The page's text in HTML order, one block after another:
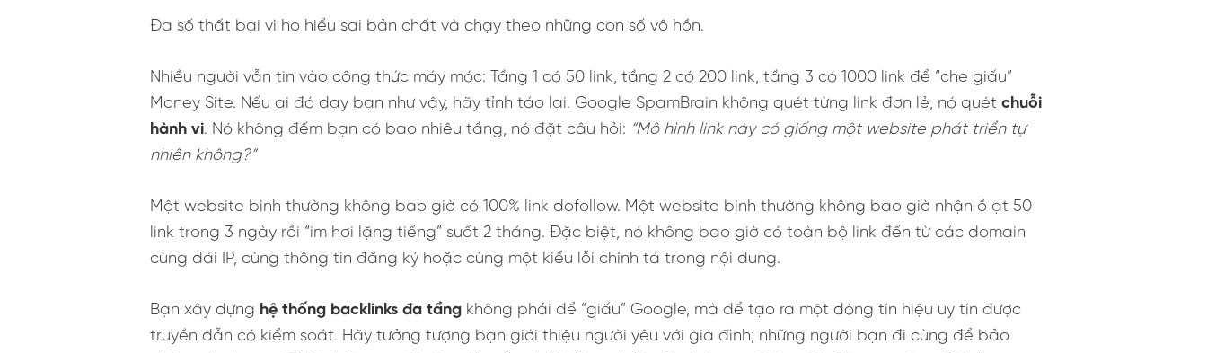
Đa số thất bại vì họ hiểu sai bản chất và chạy theo những con số vô hồn.
Nhiều người vẫn tin vào công thức máy móc: Tầng 1 có 50 link, tầng 2 có 200 link, tầng 3 có 1000 link để “che giấu”
Money Site. Nếu ai đó dạy bạn như vậy, hãy tỉnh táo lại. Google SpamBrain không quét từng link đơn lẻ, nó quét chuỗi
hành vi. Nó không đếm bạn có bao nhiêu tầng, nó đặt câu hỏi: “Mô hình link này có giống một website phát triển tự
nhiên không?”
Một website bình thường không bao giờ có 100% link dofollow. Một website bình thường không bao giờ nhận ồ ạt 50
link trong 3 ngày rồi “im hơi lặng tiếng” suốt 2 tháng. Đặc biệt, nó không bao giờ có toàn bộ link đến từ các domain
cùng dải IP, cùng thông tin đăng ký hoặc cùng một kiểu lỗi chính tả trong nội dung.
Bạn xây dựng hệ thống backlinks đa tầng không phải để “giấu” Google, mà để tạo ra một dòng tín hiệu uy tín được
truyền dẫn có kiểm soát. Hãy tưởng tượng bạn giới thiệu người yêu với gia đình; những người bạn đi cùng để bảo